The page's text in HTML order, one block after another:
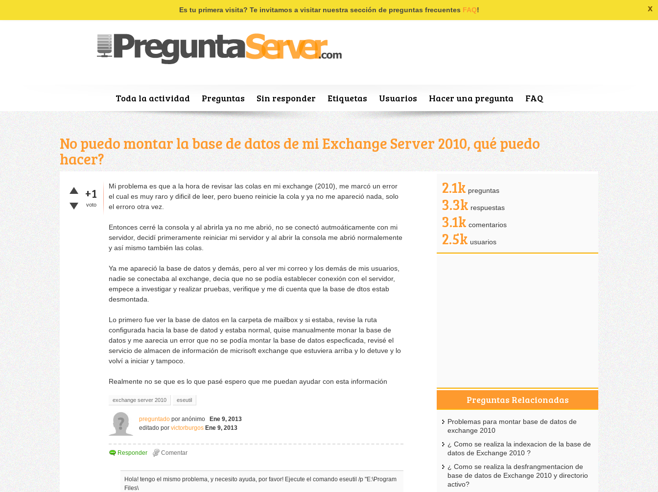
Recordar Registro
Es tu primera visita? Te invitamos a visitar nuestra sección de preguntas frecuentes FAQ! x
Toda la actividad Preguntas Sin responder Etiquetas Usuarios Hacer una pregunta FAQ
No puedo montar la base de datos de mi Exchange Server 2010, qué puedo
hacer?
+1
voto
Mi problema es que a la hora de revisar las colas en mi exchange (2010), me marcó un error
el cual es muy raro y dificil de leer, pero bueno reinicie la cola y ya no me apareció nada, solo
el erroro otra vez.
Entonces cerré la consola y al abrirla ya no me abrió, no se conectó autmoáticamente con mi
servidor, decidí primeramente reiniciar mi servidor y al abrir la consola me abrió normalemente
y así mismo también las colas.
Ya me apareció la base de datos y demás, pero al ver mi correo y los demás de mis usuarios,
nadie se conectaba al exchange, decia que no se podía establecer conexión con el servidor,
empece a investigar y realizar pruebas, verifique y me di cuenta que la base de dtos estab
desmontada.
Lo primero fue ver la base de datos en la carpeta de mailbox y si estaba, revise la ruta
configurada hacia la base de datod y estaba normal, quise manualmente monar la base de
datos y me aarecia un error que no se podía montar la base de datos especficada, revisé el
servicio de almacen de información de micrisoft exchange que estuviera arriba y lo detuve y lo
volví a iniciar y tampoco.
Realmente no se que es lo que pasé espero que me puedan ayudar con esta información
exchange server 2010 eseutil
preguntado por anónimo
Ene 9, 2013
editado por victorburgos Ene 9, 2013
Hola! tengo el mismo problema, y necesito ayuda, por favor! Ejecute el comando eseutil /p "E:\Program
Files\
2.1k preguntas
3.3k respuestas
3.1k comentarios
2.5k usuarios
Preguntas Relacionadas
Problemas para montar base de datos de
exchange 2010
¿ Como se realiza la indexacion de la base de
datos de Exchange 2010 ?
¿ Como se realiza la desfrangmentacion de
base de datos de Exchange 2010 y directorio
activo?